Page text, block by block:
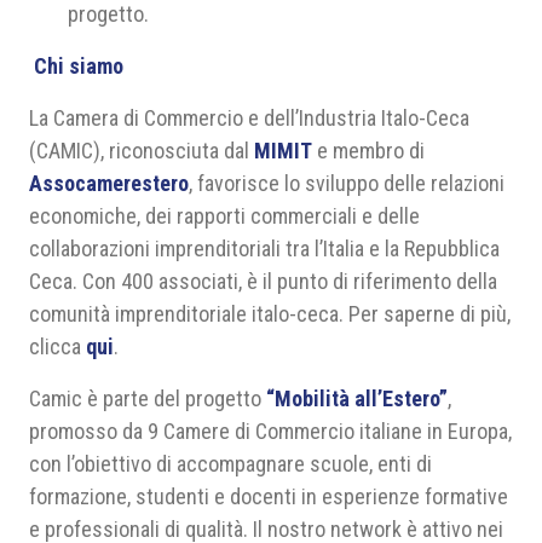
progetto.
Chi siamo
La Camera di Commercio e dell’Industria Italo-Ceca
(CAMIC), riconosciuta dal MIMIT e membro di
Assocamerestero, favorisce lo sviluppo delle relazioni
economiche, dei rapporti commerciali e delle
collaborazioni imprenditoriali tra l’Italia e la Repubblica
Ceca. Con 400 associati, è il punto di riferimento della
comunità imprenditoriale italo-ceca. Per saperne di più,
clicca qui.
Camic è parte del progetto “Mobilità all’Estero”,
promosso da 9 Camere di Commercio italiane in Europa,
con l’obiettivo di accompagnare scuole, enti di
formazione, studenti e docenti in esperienze formative
e professionali di qualità. Il nostro network è attivo nei